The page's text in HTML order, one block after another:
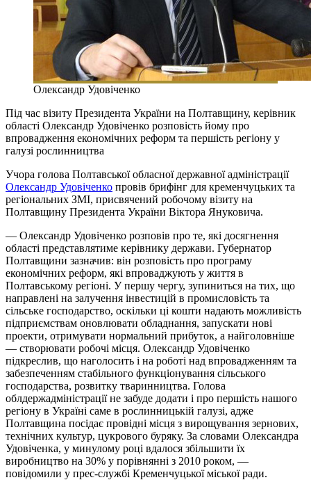
Олександр Удовіченко
Під час візиту Президента України на Полтавщину, керівник
області Олександр Удовіченко розповість йому про
впровадження економічних реформ та першість регіону у
галузі рослинництва
Учора голова Полтавської обласної державної адміністрації
Олександр Удовіченко провів брифінг для кременчуцьких та
регіональних ЗМІ, присвячений робочому візиту на
Полтавщину Президента України Віктора Януковича.
— Олександр Удовіченко розповів про те, які досягнення
області представлятиме керівнику держави. Губернатор
Полтавщини зазначив: він розповість про програму
економічних реформ, які впроваджують у життя в
Полтавському регіоні. У першу чергу, зупиниться на тих, що
направлені на залучення інвестицій в промисловість та
сільське господарство, оскільки ці кошти надають можливість
підприємствам оновлювати обладнання, запускати нові
проекти, отримувати нормальний прибуток, а найголовніше
— створювати робочі місця. Олександр Удовіченко
підкреслив, що наголосить і на роботі над впровадженням та
забезпеченням стабільного функціонування сільського
господарства, розвитку тваринництва. Голова
облдержадміністрації не забуде додати і про першість нашого
регіону в Україні саме в рослинницькій галузі, адже
Полтавщина посідає провідні місця з вирощування зернових,
технічних культур, цукрового буряку. За словами Олександра
Удовіченка, у минулому році вдалося збільшити їх
виробництво на 30% у порівнянні з 2010 роком, —
повідомили у прес-службі Кременчуцької міської ради.